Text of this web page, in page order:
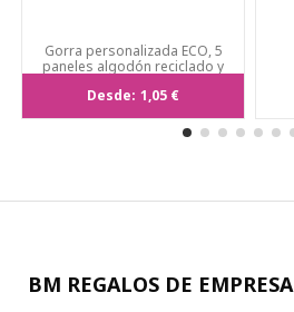
Gorra personalizada ECO, 5
paneles algodón reciclado y
Desde: 1,05 €
BM REGALOS DE EMPRESA